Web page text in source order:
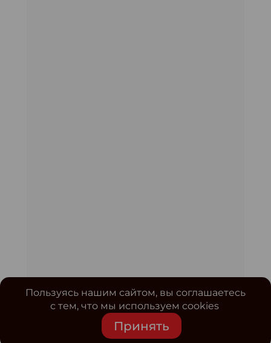
Пользуясь нашим сайтом, вы соглашаетесь
с тем, что мы используем cookies
Принять